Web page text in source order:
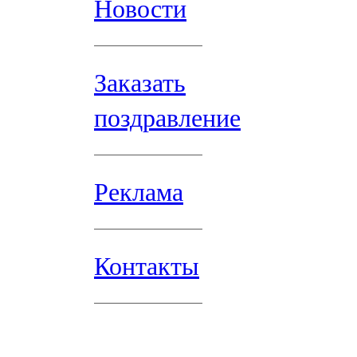
Новости
Заказать
поздравление
Реклама
Контакты